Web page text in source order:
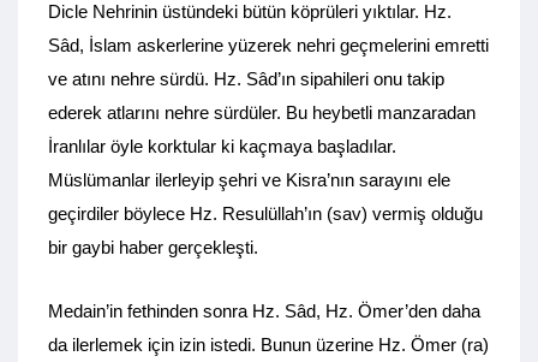
Dicle Nehrinin üstündeki bütün köprüleri yıktılar. Hz.
Sâd, İslam askerlerine yüzerek nehri geçmelerini emretti
ve atını nehre sürdü. Hz. Sâd’ın sipahileri onu takip
ederek atlarını nehre sürdüler. Bu heybetli manzaradan
İranlılar öyle korktular ki kaçmaya başladılar.
Müslümanlar ilerleyip şehri ve Kisra’nın sarayını ele
geçirdiler böylece Hz. Resulüllah’ın (sav) vermiş olduğu
bir gaybi haber gerçekleşti.
Medain’in fethinden sonra Hz. Sâd, Hz. Ömer’den daha
da ilerlemek için izin istedi. Bunun üzerine Hz. Ömer (ra)